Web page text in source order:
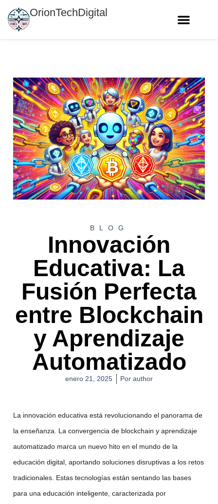
OrionTechDigital
BLOG
Innovación
Educativa: La
Fusión Perfecta
entre Blockchain
y Aprendizaje
Automatizado
enero 21, 2025 Por author
La innovación educativa está revolucionando el panorama de
la enseñanza. La convergencia de blockchain y aprendizaje
automatizadomarca un nuevo hito en el mundo de la
educación digital, aportando soluciones disruptivas a los retos
tradicionales. Estas tecnologías están sentando las bases
para una educación inteligente, caracterizada por